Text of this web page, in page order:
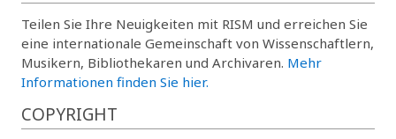
Teilen Sie Ihre Neuigkeiten mit RISM und erreichen Sie
eine internationale Gemeinschaft von Wissenschaftlern,
Musikern, Bibliothekaren und Archivaren. Mehr
Informationen finden Sie hier.
COPYRIGHT